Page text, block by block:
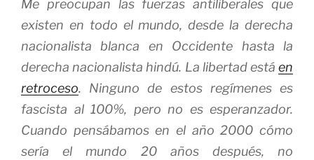
Me preocupan las fuerzas antiliberales que
existen en todo el mundo, desde la derecha
nacionalista blanca en Occidente hasta la
derecha nacionalista hindú. La libertad está en
retroceso. Ninguno de estos regímenes es
fascista al 100%, pero no es esperanzador.
Cuando pensábamos en el año 2000 cómo
sería el mundo 20 años después, no